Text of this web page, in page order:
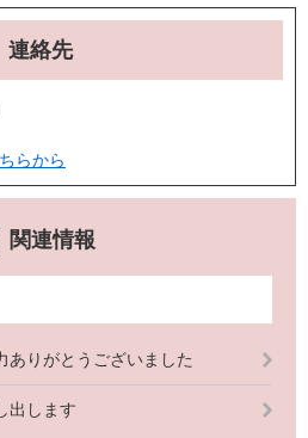
連絡先
らから
関連情報
ありがとうございました
出します